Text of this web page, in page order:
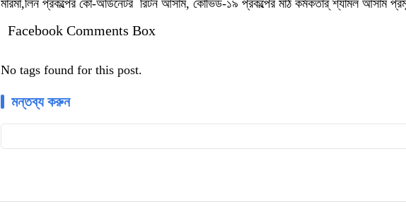
মারমা,লিন প্রকল্পের কো-অর্ডিনেটর রিটন আসাম, কোভিড-১৯ প্রকল্পের মাঠ কর্মকতার্ শ্যামল আসাম
Facebook Comments Box
No tags found for this post.
মন্তব্য করুন